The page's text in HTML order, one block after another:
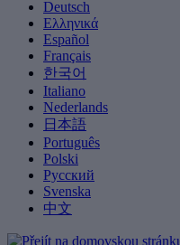
Deutsch
Ελληνικά
Español
Français
한국어
Italiano
Nederlands
日本語
Português
Polski
Русский
Svenska
中文